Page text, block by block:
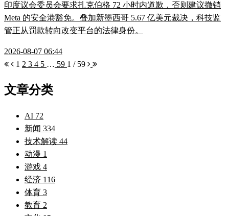
印度议会委员会要求扎克伯格 72 小时内道歉，否则建议撤销
Meta 的安全港豁免。叠加新墨西哥 5.67 亿美元裁决，科技监
管正从罚款转向改变平台的法律身份。
2026-08-07 06:44
1 2 3 4 5 … 59 1 / 59
文章分类
AI 72
新闻 334
技术解读 44
动漫 1
游戏 4
经济 116
体育 3
教育 2